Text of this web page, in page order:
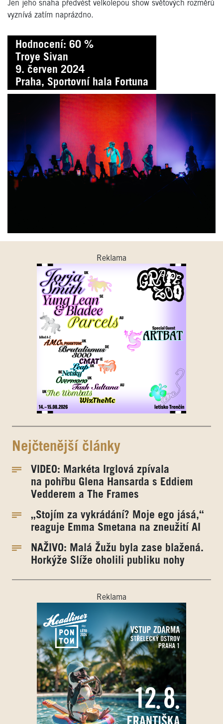
Jen jeho snaha předvést velkolepou show světových rozměrů
vyznívá zatím naprázdno.
Hodnocení: 60 %
Troye Sivan
9. červen 2024
Praha, Sportovní hala Fortuna
Reklama
Nejčtenější články
VIDEO: Markéta Irglová zpívala
na pohřbu Glena Hansarda s Eddiem
Vedderem a The Frames
„Stojím za vykrádání? Moje ego jásá,“
reaguje Emma Smetana na zneužití AI
NAŽIVO: Malá Žužu byla zase blažená.
Horkýže Slíže oholili publiku nohy
Reklama